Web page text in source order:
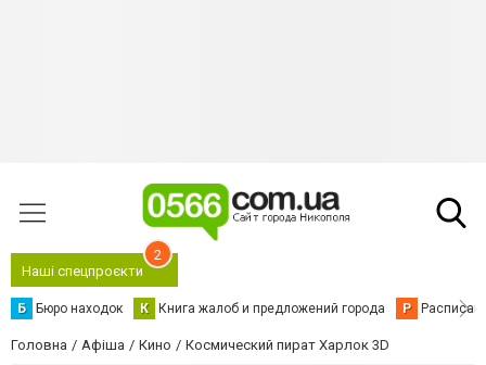
Наші спецпроєкти
2
Б Бюро находок К Книга жалоб и предложений города Р
Головна Афіша Кино Космический пират Харлок 3D